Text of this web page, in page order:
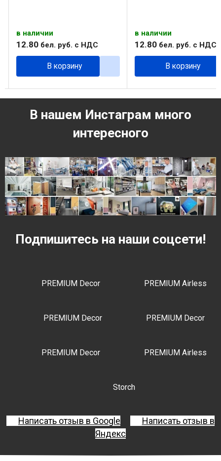
в наличии
12.80 бел. руб. с НДС
В корзину
в наличии
12.80 бел. руб. с НДС
В корзину
В нашем Инстаграм много
интересного
Подпишитесь на наши соцсети!
PREMIUM Decor PREMIUM Airless
PREMIUM Decor PREMIUM Decor
PREMIUM Decor PREMIUM Airless
Storch
Написать отзыв в Google
Написать отзыв в
Яндекс